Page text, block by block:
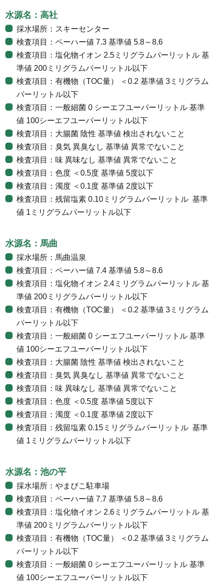
水源名：高社
採水場所：スキーセンター
検査項目：ペーハー値 7.3 基準値 5.8～8.6
検査項目：塩化物イオン 2.5ミリグラムパーリットル 基
準値 200ミリグラムパーリットル以下
検査項目：有機物（TOC量） ＜0.2 基準値 3ミリグラム
パーリットル以下
検査項目：一般細菌 0 シーエフユーパーリットル 基準
値 100シーエフユーパーリットル以下
検査項目：大腸菌 陰性 基準値 検出されないこと
検査項目：臭気 異臭なし 基準値 異常でないこと
検査項目：味 異味なし 基準値 異常でないこと
検査項目：色度 ＜0.5度 基準値 5度以下
検査項目：濁度 ＜0.1度 基準値 2度以下
検査項目：残留塩素 0.10ミリグラムパーリットル 基準
値 1ミリグラムパーリットル以下
水源名：馬曲
採水場所：馬曲温泉
検査項目：ペーハー値 7.4 基準値 5.8～8.6
検査項目：塩化物イオン 2.4ミリグラムパーリットル 基
準値 200ミリグラムパーリットル以下
検査項目：有機物（TOC量） ＜0.2 基準値 3ミリグラム
パーリットル以下
検査項目：一般細菌 0 シーエフユーパーリットル 基準
値 100シーエフユーパーリットル以下
検査項目：大腸菌 陰性 基準値 検出されないこと
検査項目：臭気 異臭なし 基準値 異常でないこと
検査項目：味 異味なし 基準値 異常でないこと
検査項目：色度 ＜0.5度 基準値 5度以下
検査項目：濁度 ＜0.1度 基準値 2度以下
検査項目：残留塩素 0.15ミリグラムパーリットル 基準
値 1ミリグラムパーリットル以下
水源名：池の平
採水場所：やまびこ駐車場
検査項目：ペーハー値 7.7 基準値 5.8～8.6
検査項目：塩化物イオン 2.6ミリグラムパーリットル 基
準値 200ミリグラムパーリットル以下
検査項目：有機物（TOC量） ＜0.2 基準値 3ミリグラム
パーリットル以下
検査項目：一般細菌 0 シーエフユーパーリットル 基準
値 100シーエフユーパーリットル以下